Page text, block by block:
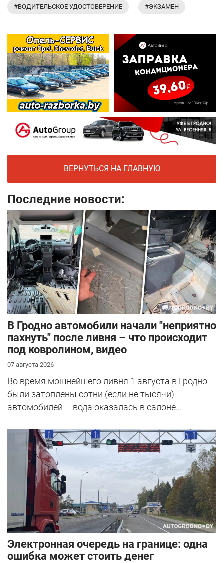
#ВОДИТЕЛЬСКОЕ УДОСТОВЕРЕНИЕ #ЭКЗАМЕН
ВЕРНУТЬСЯ НА ГЛАВНУЮ
Последние новости:
В Гродно автомобили начали "неприятно
пахнуть" после ливня – что происходит
под ковролином, видео
07 августа 2026
Во время мощнейшего ливня 1 августа в Гродно
были затоплены сотни (если не тысячи)
автомобилей – вода оказалась в салоне...
Электронная очередь на границе: одна
ошибка может стоить денег